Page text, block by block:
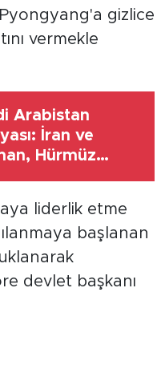
gizlice
vermekle
Arabistan
İran ve
Hürmüz
liderlik etme
başlanan
devlet başkanı